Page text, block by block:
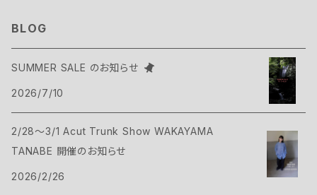
タープ
アクセサリー
ヴィヴィ
ハンモック
マット
バックパック
サコッシュ・ポーチ
バックパックアクセサリー
トップス
Tシャツ・シャツ
シェル
パンツ・ショーツ
シューズ
Bush Craft
Cargo Container
BLOG
SUMMER SALE のお知らせ
2026/7/10
2/28～3/1 Acut Trunk Show WAKAYAMA
TANABE 開催のお知らせ
2026/2/26